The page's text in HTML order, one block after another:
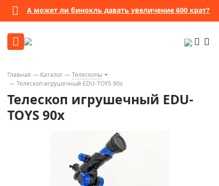
А может ли бинокль давать увеличение 600 крат?
Главная Каталог
Телескопы
Телескоп игрушечный EDU-TOYS 90x
Телескоп игрушечный EDU-
TOYS 90x